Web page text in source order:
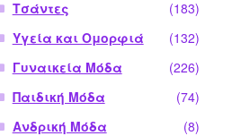
Τσάντες
(183)
Υγεία και Ομορφιά
(132)
Γυναικεία Μόδα
(226)
Παιδική Μόδα
(74)
Ανδρική Μόδα
(8)